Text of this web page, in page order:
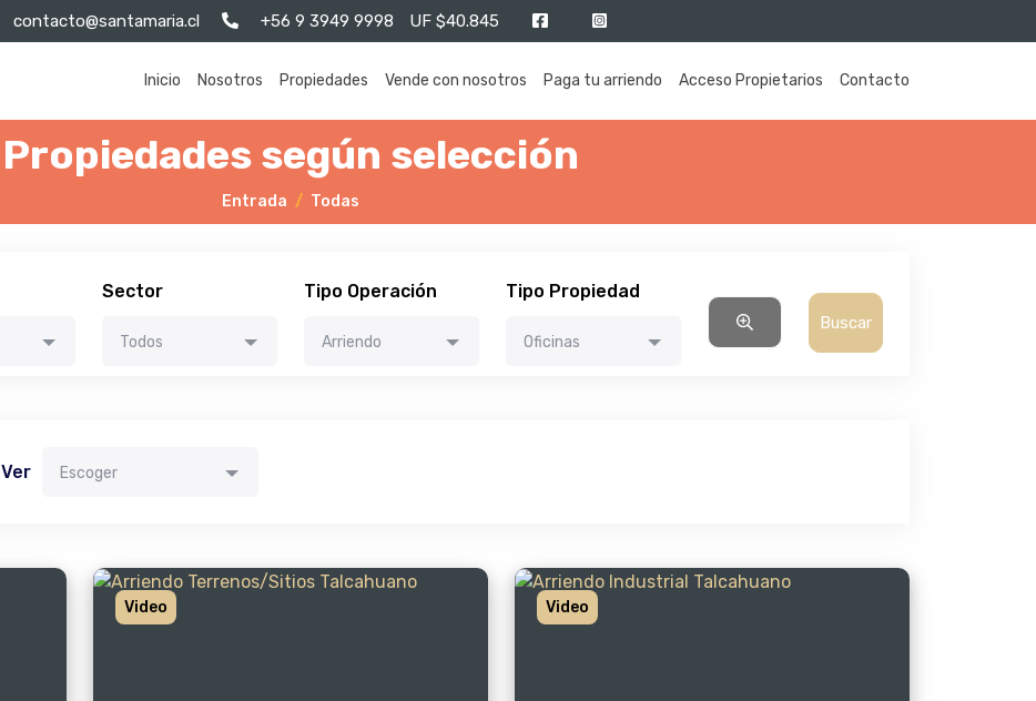
contacto@santamaria.cl +56 9 3949 9998 UF $40.845
Inicio Nosotros Propiedades Vende con nosotros Paga tu arriendo Acceso Propietarios Contacto
Propiedades según selección
Entrada Todas
Sector
Todos
Tipo Operación
Arriendo
Tipo Propiedad
Oficinas
Ver Escoger
Video Video